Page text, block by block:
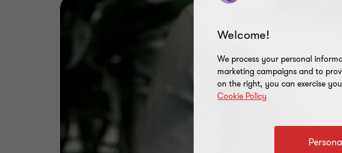
Welcome!
We process your personal
marketing campaigns and to
on the right, you can exercise
Cookie Policy